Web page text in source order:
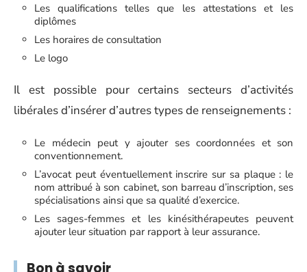
Les qualifications telles que les attestations et les
diplômes
Les horaires de consultation
Le logo
Il est possible pour certains secteurs d’activités
libérales d’insérer d’autres types de renseignements :
Le médecin peut y ajouter ses coordonnées et son
conventionnement.
L’avocat peut éventuellement inscrire sur sa plaque : le
nom attribué à son cabinet, son barreau d’inscription, ses
spécialisations ainsi que sa qualité d’exercice.
Les sages-femmes et les kinésithérapeutes peuvent
ajouter leur situation par rapport à leur assurance.
Bon à savoir